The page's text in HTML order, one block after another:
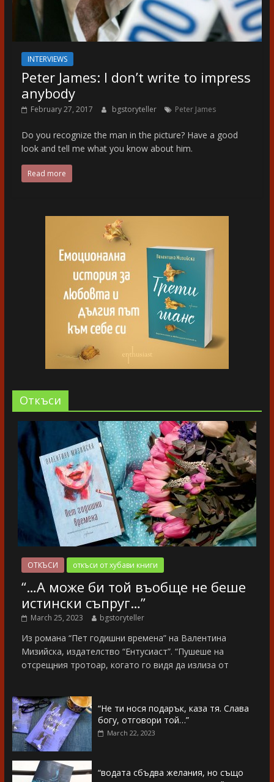
INTERVIEWS
Peter James: I don’t write to impress
anybody
February 27, 2017 bgstoryteller Peter James
Do you recognize the man in the picture? Have a good
look and tell me what you know about him.
Read more
Oткъси
ОТКЪСИ откъси от хубави книги
“…А може би той въобще не беше
истински съпруг…”
March 25, 2023 bgstoryteller
Из романа “Пет годишни времена” на Валентина
Мизийска, издателство “Ентусиаст”. “Пушеше на
отсрещния тротоар, когато го видя да излиза от
“Не ти нося подарък, каза тя. Слава
богу, отговори той…”
March 22, 2023
“водата сбъдва желания, но също